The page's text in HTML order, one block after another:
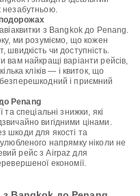
незабутньою.
з Bangkok до Penang.
ми розуміємо, що кожен
чи доступність.
найкращі варіанти рейсів,
кліків — і квиток, що
і приємний
Penang
спеціальні знижки, які
вигідними цінами.
шкоди для якості та
напрямку ніколи не
рейс з Airpaz для
економії.